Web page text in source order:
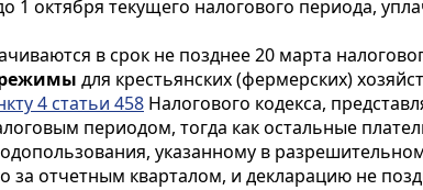
октября текущего налогового периода,
в срок не позднее 20 марта
режимы для крестьянских (фермерских)
4 статьи 458 Налогового кодекса,
периодом, тогда как остальные
указанному в
отчетным кварталом, и декларацию не